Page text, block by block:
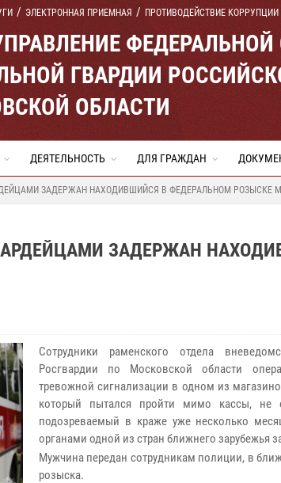
ЭЛЕКТРОННАЯ ПРИЕМНАЯ ПРОТИВОДЕЙСТВИЕ КОРРУПЦИИ
ГВАРДИИ
ОБЛАСТИ
ДЕЯТЕЛЬНОСТЬ ДЛЯ ГРАЖДАН
ЗАДЕРЖАН НАХОДИВШИЙСЯ В ФЕДЕРАЛЬНОМ РОЗЫСКЕ
ЗАДЕРЖАН
Сотрудники раменского отдела
Росгвардии по Московской области
тревожной сигнализации в одном из
который пытался пройти мимо кассы, не
подозреваемый в краже уже несколько
органами одной из стран ближнего зарубежья
Мужчина передан сотрудникам полиции, в
розыска.